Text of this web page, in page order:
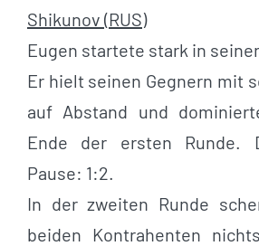
Shikunov (RUS)
Eugen startete stark in
Er hielt seinen Gegnern mit
auf Abstand und
Ende der ersten Runde.
Pause: 1:2.
In der zweiten Runde
beiden Kontrahenten